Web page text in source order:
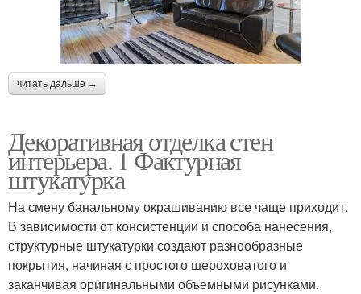
читать дальше →
Декоративная отделка стен
интерьера. 1 Фактурная
штукатурка
На смену банальному окрашиванию все чаще приходит.
В зависимости от консистенции и способа нанесения,
структурные штукатурки создают разнообразные
покрытия, начиная с простого шероховатого и
заканчивая оригинальными объемными рисунками.